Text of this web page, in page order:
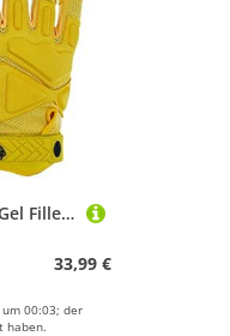
Seibertron G.A.R.G 2.0 Gel Filled Patentiert Anti-Impact Ultra-Stick Football Sports Receiver/Empfänger Handschuhe Gloves Youth Yellow XL
33,99 €
00:03; der
haben.